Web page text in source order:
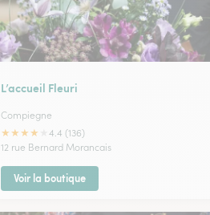
L’accueil Fleuri
Compiegne
★★★★
4.4 (136)
12 rue Bernard Morancais
Voir la boutique